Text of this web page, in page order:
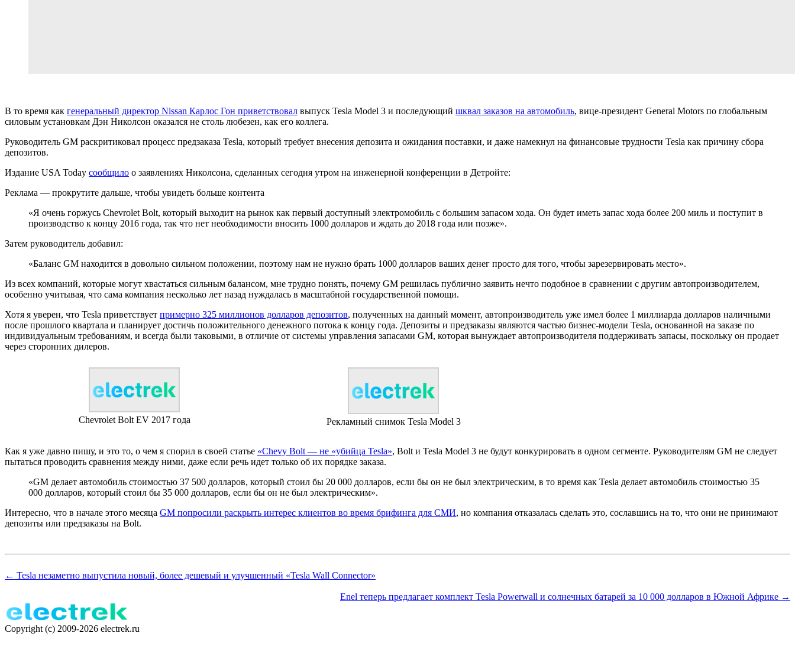
В то время как генеральный директор Nissan Карлос Гон приветствовал выпуск Tesla Model 3 и последующий шквал заказов на автомобиль, вице-президент General Motors по глобальным
силовым установкам Дэн Николсон оказался не столь любезен, как его коллега.
Руководитель GM раскритиковал процесс предзаказа Tesla, который требует внесения депозита и ожидания поставки, и даже намекнул на финансовые трудности Tesla как причину сбора
депозитов.
Издание USA Today сообщило о заявлениях Николсона, сделанных сегодня утром на инженерной конференции в Детройте:
Реклама — прокрутите дальше, чтобы увидеть больше контента
«Я очень горжусь Chevrolet Bolt, который выходит на рынок как первый доступный электромобиль с большим запасом хода. Он будет иметь запас хода более 200 миль и поступит в
производство к концу 2016 года, так что нет необходимости вносить 1000 долларов и ждать до 2018 года или позже».
Затем руководитель добавил:
«Баланс GM находится в довольно сильном положении, поэтому нам не нужно брать 1000 долларов ваших денег просто для того, чтобы зарезервировать место».
Из всех компаний, которые могут хвастаться сильным балансом, мне трудно понять, почему GM решилась публично заявить нечто подобное в сравнении с другим автопроизводителем,
особенно учитывая, что сама компания несколько лет назад нуждалась в масштабной государственной помощи.
Хотя я уверен, что Tesla приветствует примерно 325 миллионов долларов депозитов, полученных на данный момент, автопроизводитель уже имел более 1 миллиарда долларов наличными
после прошлого квартала и планирует достичь положительного денежного потока к концу года. Депозиты и предзаказы являются частью бизнес-модели Tesla, основанной на заказе по
индивидуальным требованиям, и всегда были таковыми, в отличие от системы управления запасами GM, которая вынуждает автопроизводителя поддерживать запасы, поскольку он продает
через сторонних дилеров.
Chevrolet Bolt EV 2017 года Рекламный снимок Tesla Model 3
Как я уже давно пишу, и это то, о чем я спорил в своей статье «Chevy Bolt — не «убийца Tesla», Bolt и Tesla Model 3 не будут конкурировать в одном сегменте. Руководителям GM не следует
пытаться проводить сравнения между ними, даже если речь идет только об их порядке заказа.
«GM делает автомобиль стоимостью 37 500 долларов, который стоил бы 20 000 долларов, если бы он не был электрическим, в то время как Tesla делает автомобиль стоимостью 35
000 долларов, который стоил бы 35 000 долларов, если бы он не был электрическим».
Интересно, что в начале этого месяца GM попросили раскрыть интерес клиентов во время брифинга для СМИ, но компания отказалась сделать это, сославшись на то, что они не принимают
депозиты или предзаказы на Bolt.
← Tesla незаметно выпустила новый, более дешевый и улучшенный «Tesla Wall Connector»
Enel теперь предлагает комплект Tesla Powerwall и солнечных батарей за 10 000 долларов в Южной Африке →
Copyright (c) 2009-2026 electrek.ru